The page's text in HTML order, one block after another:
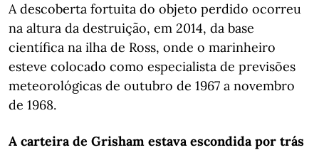
A descoberta fortuita do objeto perdido ocorreu
na altura da destruição, em 2014, da base
científica na ilha de Ross, onde o marinheiro
esteve colocado como especialista de previsões
meteorológicas de outubro de 1967 a novembro
de 1968.
A carteira de Grisham estava escondida por trás